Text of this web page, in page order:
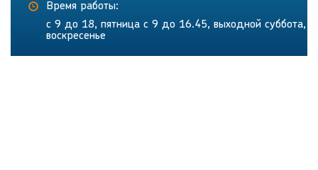
Время работы:
с 9 до 18, пятница с 9 до 16.45, выходной суббота,
воскресенье